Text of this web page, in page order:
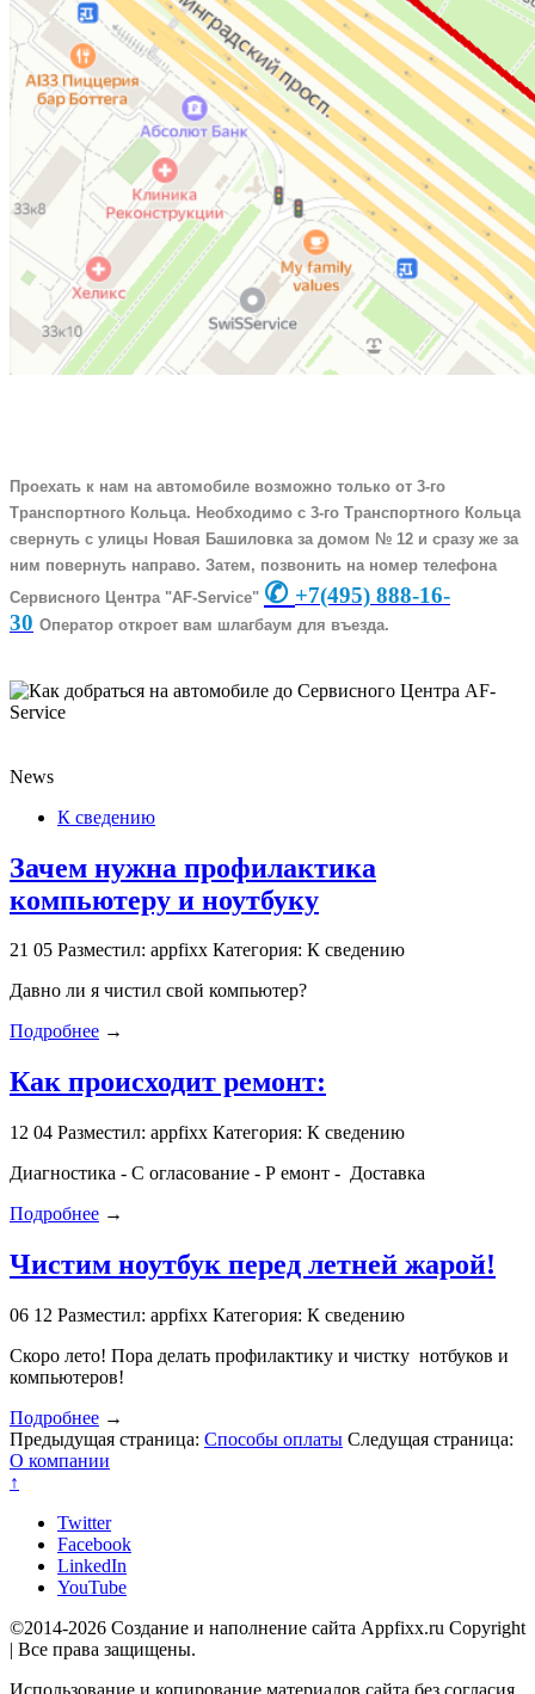
Проехать к нам на автомобиле возможно только от 3-го
Транспортного Кольца. Необходимо с 3-го Транспортного Кольца
свернуть с улицы Новая Башиловка за домом № 12 и сразу же за
ним повернуть направо. Затем, позвонить на номер телефона
Сервисного Центра "AF-Service" ✆ +7(495) 888-16-
30 Оператор откроет вам шлагбаум для въезда.
News
К сведению
Зачем нужна профилактика
компьютеру и ноутбуку
21 05 Разместил: appfixx Категория: К сведению
Давно ли я чистил свой компьютер?
Подробнее →
Как происходит ремонт:
12 04 Разместил: appfixx Категория: К сведению
Диагностика - С огласование - Р емонт - Доставка
Подробнее →
Чистим ноутбук перед летней жарой!
06 12 Разместил: appfixx Категория: К сведению
Скоро лето! Пора делать профилактику и чистку нотбуков и
компьютеров!
Подробнее →
Предыдущая страница: Способы оплаты Следущая страница:
О компании
↑
Twitter
Facebook
LinkedIn
YouTube
©2014-2026 Создание и наполнение сайта Appfixx.ru Copyright
| Все права защищены.
Использование и копирование материалов сайта без согласия